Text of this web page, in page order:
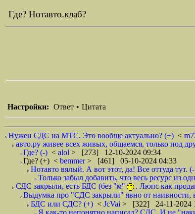
Где? Нотавто.клаб?
Настройки: Ответ • Цитата
Нужен СДС на МТС. Это вообще актуально? (+) <
авто.ру живее всех живых, общаемся, только под
Где? (-) < alol > [273] 12-10-2024 09:34
Где? (+) < bemmer> [461] 05-10-2024 04:33
Нотавто вялый. А вот этот, да! Все оттуда тут.
Только забыл добавить, что весь ресурс из
СДС закрыли, есть БДС (без "м"
. Люпс как
Выдумка про "СДС закрыли" явно от наивности,
БДС или СДС? (+) < JcVai > [322] 24-11-2024
Я как-то непонятно написал? СДС. И не